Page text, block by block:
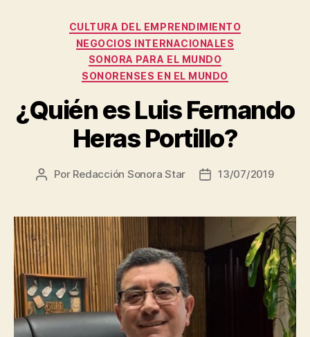
Categorías
CULTURA DEL EMPRENDIMIENTO
NEGOCIOS INTERNACIONALES
SONORA PARA EL MUNDO
SONORENSES EN EL MUNDO
¿Quién es Luis Fernando
Heras Portillo?
Autor
entrada
Por Redacción Sonora Star
Fecha
entrada
13/07/2019